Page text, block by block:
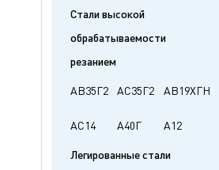
Стали высокой
обрабатываемости
резанием
АВ35Г2 АС35Г2 АВ19ХГН
АС14 А40Г А12
Легированные стали